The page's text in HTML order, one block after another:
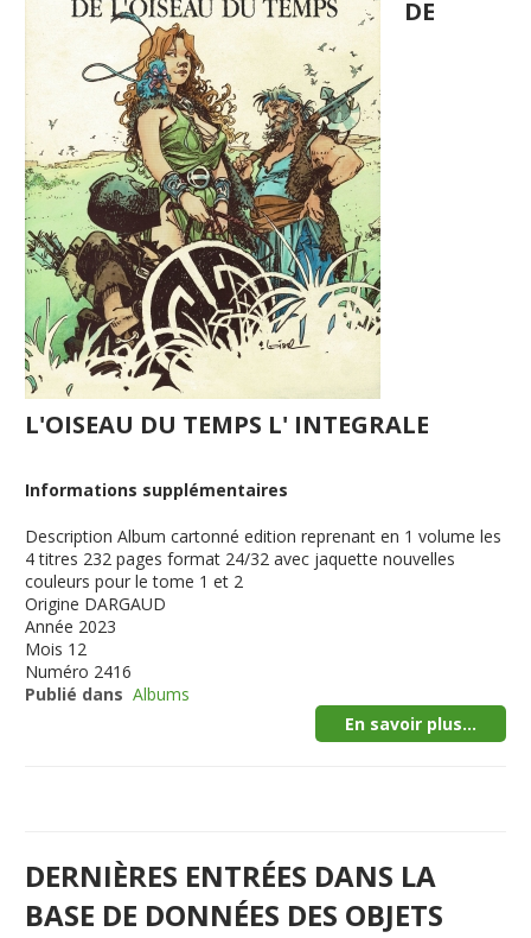
DE
L'OISEAU DU TEMPS L' INTEGRALE
Informations supplémentaires
Description Album cartonné edition reprenant en 1 volume les
4 titres 232 pages format 24/32 avec jaquette nouvelles
couleurs pour le tome 1 et 2
Origine DARGAUD
Année 2023
Mois 12
Numéro 2416
Publié dans Albums
En savoir plus...
DERNIÈRES ENTRÉES DANS LA
BASE DE DONNÉES DES OBJETS